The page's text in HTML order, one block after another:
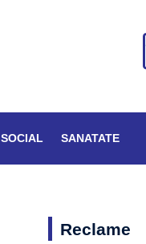
SOCIAL SANATATE
Reclame